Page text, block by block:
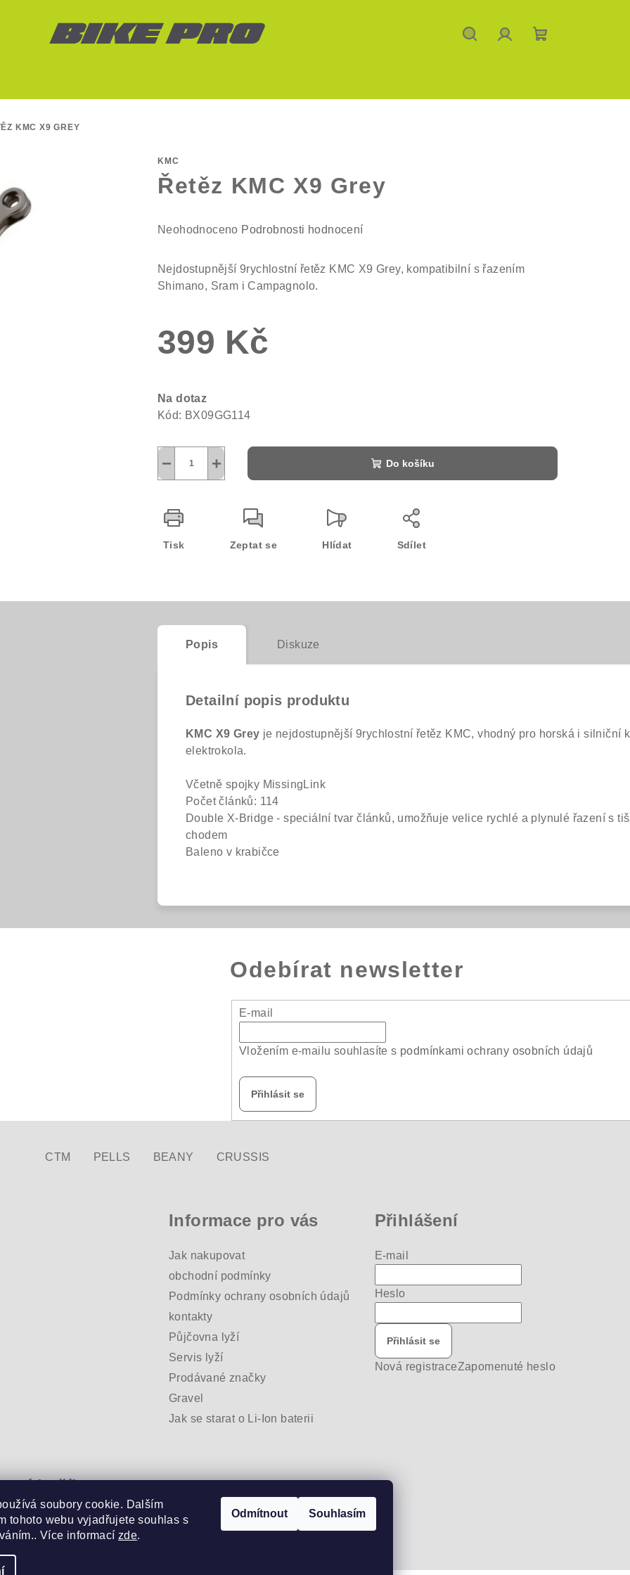
soubory cookie. Dalším
tohoto webu vyjadřujete souhlas s
Více informací zde.
Odmítnout Souhlasím
košík
KMC X9 GREY
KMC
Řetěz KMC X9 Grey
Průměrné
produktu
je
5
hvězdiček.
Neohodnoceno Podrobnosti hodnocení
Nejdostupnější 9rychlostní řetěz KMC X9 Grey, kompatibilní s řazením
Shimano, Sram i Campagnolo.
399 Kč
cena:
Na dotaz
Kód: BX09GG114
+
− Do košíku
Tisk Zeptat se Hlídat Sdílet
Popis Diskuze
Detailní popis produktu
KMC X9 Grey je nejdostupnější 9rychlostní řetěz KMC, vhodný pro horská i silniční
elektrokola.
Včetně spojky MissingLink
Počet článků: 114
Double X-Bridge - speciální tvar článků, umožňuje velice rychlé a plynulé řazení s
chodem
Baleno v krabičce
Odebírat newsletter
E-mail
Vložením e-mailu souhlasíte s podmínkami ochrany osobních údajů
Přihlásit se
CTM PELLS BEANY CRUSSIS
Informace pro vás
Jak nakupovat
obchodní podmínky
Podmínky ochrany osobních údajů
kontakty
Půjčovna lyží
Servis lyží
Prodávané značky
Gravel
Jak se starat o Li-Ion baterii
Přihlášení
E-mail
Heslo
Přihlásit se
Nová registraceZapomenuté heslo
košík
0 Kč